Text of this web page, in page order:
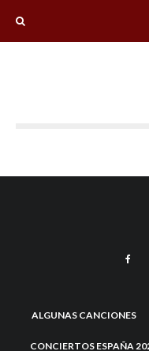
ALGUNAS CANCIONES
CONCIERTOS ESPAÑA